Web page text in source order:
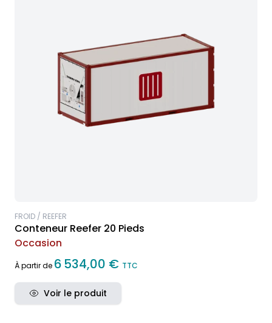
FROID / REEFER
Conteneur Reefer 20 Pieds
Occasion
À partir de 6 534,00 € TTC
Voir le produit